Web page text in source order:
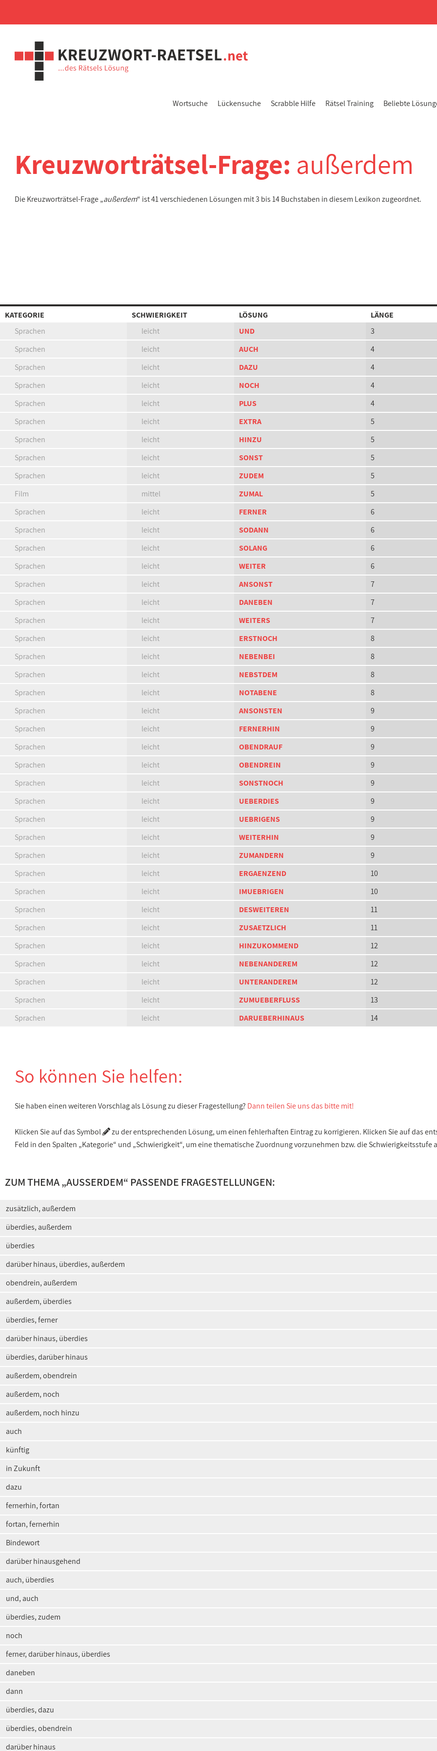
Wortsuche Lückensuche Scrabble Hilfe Rätsel Training Beliebte
Kreuzworträtsel-Frage: außerdem
Die Kreuzworträtsel-Frage „außerdem“ ist 41 verschiedenen Lösungen mit 3 bis 14 Buchstaben in diesem Lexikon zugeordnet.
KATEGORIE SCHWIERIGKEIT LÖSUNG
LÄNGE
Sprachen
leicht UND
3
Sprachen
leicht AUCH
4
Sprachen
leicht DAZU
4
Sprachen
leicht NOCH
4
Sprachen
leicht PLUS
4
Sprachen
leicht EXTRA
5
Sprachen
leicht HINZU
5
Sprachen
leicht SONST
5
Sprachen
leicht ZUDEM
5
Film
mittel ZUMAL
5
Sprachen
leicht FERNER
6
Sprachen
leicht SODANN
6
Sprachen
leicht SOLANG
6
Sprachen
leicht WEITER
6
Sprachen
leicht ANSONST
7
Sprachen
leicht DANEBEN
7
Sprachen
leicht WEITERS
7
Sprachen
leicht ERSTNOCH
8
Sprachen
leicht NEBENBEI
8
Sprachen
leicht NEBSTDEM
8
Sprachen
leicht NOTABENE
8
Sprachen
leicht ANSONSTEN
9
Sprachen
leicht FERNERHIN
9
Sprachen
leicht OBENDRAUF
9
Sprachen
leicht OBENDREIN
9
Sprachen
leicht SONSTNOCH
9
Sprachen
leicht UEBERDIES
9
Sprachen
leicht UEBRIGENS
9
Sprachen
leicht WEITERHIN
9
Sprachen
leicht ZUMANDERN
9
Sprachen
leicht ERGAENZEND
10
Sprachen
leicht IMUEBRIGEN
10
Sprachen
leicht DESWEITEREN
11
Sprachen
leicht ZUSAETZLICH
11
Sprachen
leicht HINZUKOMMEND
12
Sprachen
leicht NEBENANDEREM
12
Sprachen
leicht UNTERANDEREM
12
Sprachen
leicht ZUMUEBERFLUSS
13
Sprachen
leicht DARUEBERHINAUS 14
So können Sie helfen:
Sie haben einen weiteren Vorschlag als Lösung zu dieser Fragestellung? Dann teilen Sie uns das bitte mit!
Klicken Sie auf das Symbol
zu der entsprechenden Lösung, um einen fehlerhaften Eintrag zu korrigieren. Klicken Sie auf das
Feld in den Spalten „Kategorie“ und „Schwierigkeit“, um eine thematische Zuordnung vorzunehmen bzw. die Schwierigkeitsstufe
ZUM THEMA „AUSSERDEM “ PASSENDE FRAGESTELLUNGEN:
zusätzlich, außerdem
überdies, außerdem
überdies
darüber hinaus, überdies, außerdem
obendrein, außerdem
außerdem, überdies
überdies, ferner
darüber hinaus, überdies
überdies, darüber hinaus
außerdem, obendrein
außerdem, noch
außerdem, noch hinzu
auch
künftig
in Zukunft
dazu
fernerhin, fortan
fortan, fernerhin
Bindewort
darüber hinausgehend
auch, überdies
und, auch
überdies, zudem
noch
ferner, darüber hinaus, überdies
daneben
dann
überdies, dazu
überdies, obendrein
darüber hinaus